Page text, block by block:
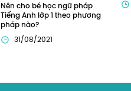
Nên cho bé học ngữ pháp
Tiếng Anh lớp 1 theo phương
pháp nào?
31/08/2021